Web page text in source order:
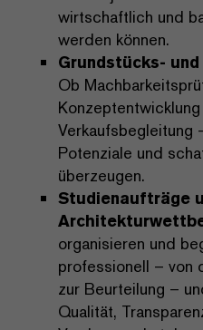
wirtschaftlich und
werden können.
Grundstücks-
Ob
Verkaufsbegleitung
Potenziale und
überzeugen.
Studienaufträge
organisieren und
professionell – von
zur Beurteilung –
Qualität,